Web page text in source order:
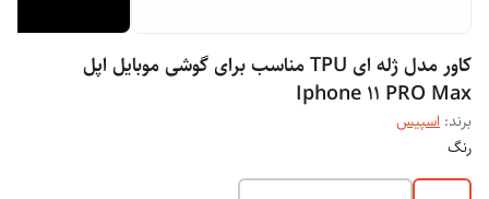
کاور مدل ژله ای TPU مناسب برای گوشی موبایل اپل
Iphone 11 PRO Max
برند: اسپیس
رنگ